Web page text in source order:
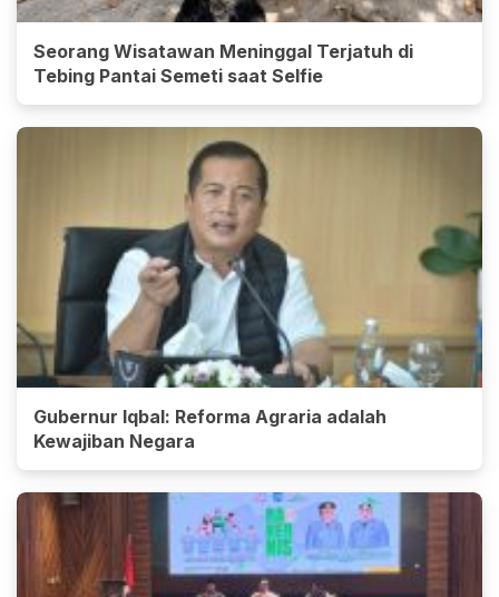
Seorang Wisatawan Meninggal Terjatuh di
Tebing Pantai Semeti saat Selfie
Gubernur Iqbal: Reforma Agraria adalah
Kewajiban Negara